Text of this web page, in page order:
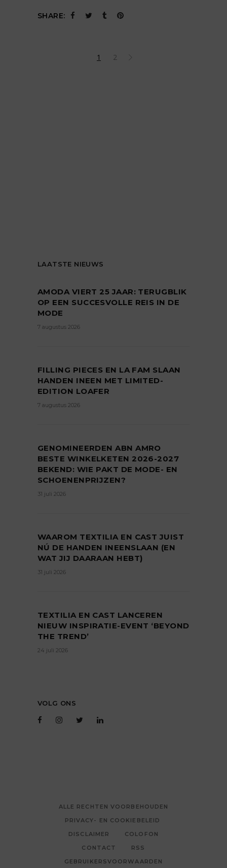
SHARE:
1 2
LAATSTE NIEUWS
AMODA VIERT 25 JAAR: TERUGBLIK
OP EEN SUCCESVOLLE REIS IN DE
MODE
7 augustus 2026
FILLING PIECES EN LA FAM SLAAN
HANDEN INEEN MET LIMITED-
EDITION LOAFER
7 augustus 2026
GENOMINEERDEN ABN AMRO
BESTE WINKELKETEN 2026-2027
BEKEND: WIE PAKT DE MODE- EN
SCHOENENPRIJZEN?
31 juli 2026
WAAROM TEXTILIA EN CAST JUIST
NÚ DE HANDEN INEENSLAAN (EN
WAT JIJ DAARAAN HEBT)
31 juli 2026
TEXTILIA EN CAST LANCEREN
NIEUW INSPIRATIE-EVENT ‘BEYOND
THE TREND’
24 juli 2026
VOLG ONS
ALLE RECHTEN VOORBEHOUDEN
PRIVACY- EN COOKIEBELEID
DISCLAIMER
COLOFON
CONTACT
RSS
GEBRUIKERSVOORWAARDEN